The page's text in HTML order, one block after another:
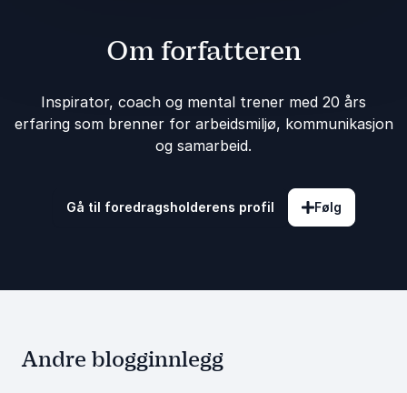
Om forfatteren
Inspirator, coach og mental trener med 20 års
erfaring som brenner for arbeidsmiljø, kommunikasjon
og samarbeid.
Gå til foredragsholderens profil Følg
Andre blogginnlegg